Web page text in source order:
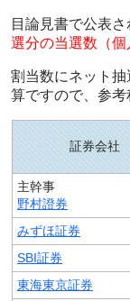
目論見書で公表
選分の当選数（
割当数にネット
算ですので、参考
証券会社
主幹事
野村證券
みずほ証券
SBI証券
東海東京証券